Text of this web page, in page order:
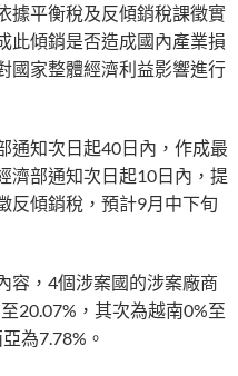
據平衡稅及反傾銷稅課徵實
此傾銷是否造成國內產業損
國家整體經濟利益影響進行
通知次日起40日內，作成最
濟部通知次日起10日內，提
反傾銷稅，預計9月中下旬
容，4個涉案國的涉案廠商
20.07%，其次為越南0%至
為7.78%。